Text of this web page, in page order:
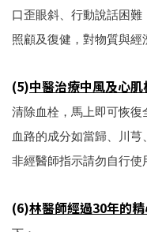
口歪眼斜、行動說話困
照顧及復健，對物質與經
(5)中醫治療中風及心肌
清除血栓，馬上即可恢復
血路的成分如當歸、川
非經醫師指示請勿自行使
(6)林醫師經過30年的